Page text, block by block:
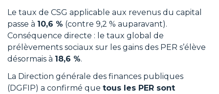
Le taux de CSG applicable aux revenus du capital
passe à 10,6 % (contre 9,2 % auparavant).
Conséquence directe : le taux global de
prélèvements sociaux sur les gains des PER s’élève
désormais à 18,6 %.
La Direction générale des finances publiques
(DGFIP) a confirmé que tous les PER sont